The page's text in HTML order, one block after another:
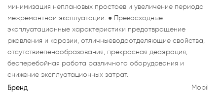
минимизация неплановых простоев и увеличение периода
межремонтной эксплуатации. ● Превосходные
эксплуатационные характеристики предотвращение
ржавления и корозии, отличныеводоотделяющие свойства,
отсутствиепенообразования, прекрасная деаэрация,
бесперебойная работа различного оборудования и
снижение эксплуатационных затрат.
Бренд Mobil